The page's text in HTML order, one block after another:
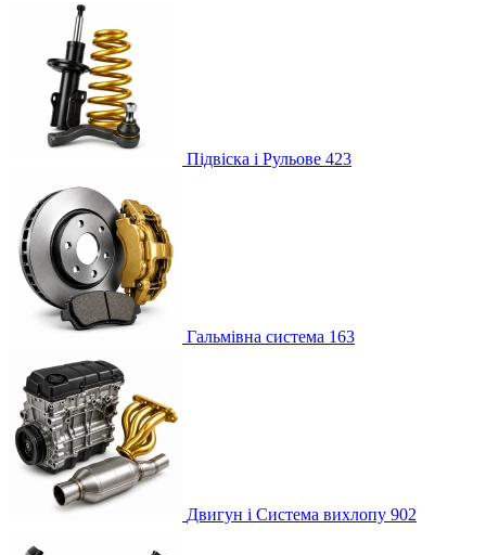
Підвіска і Рульове 423
Гальмівна система 163
Двигун і Система вихлопу 902